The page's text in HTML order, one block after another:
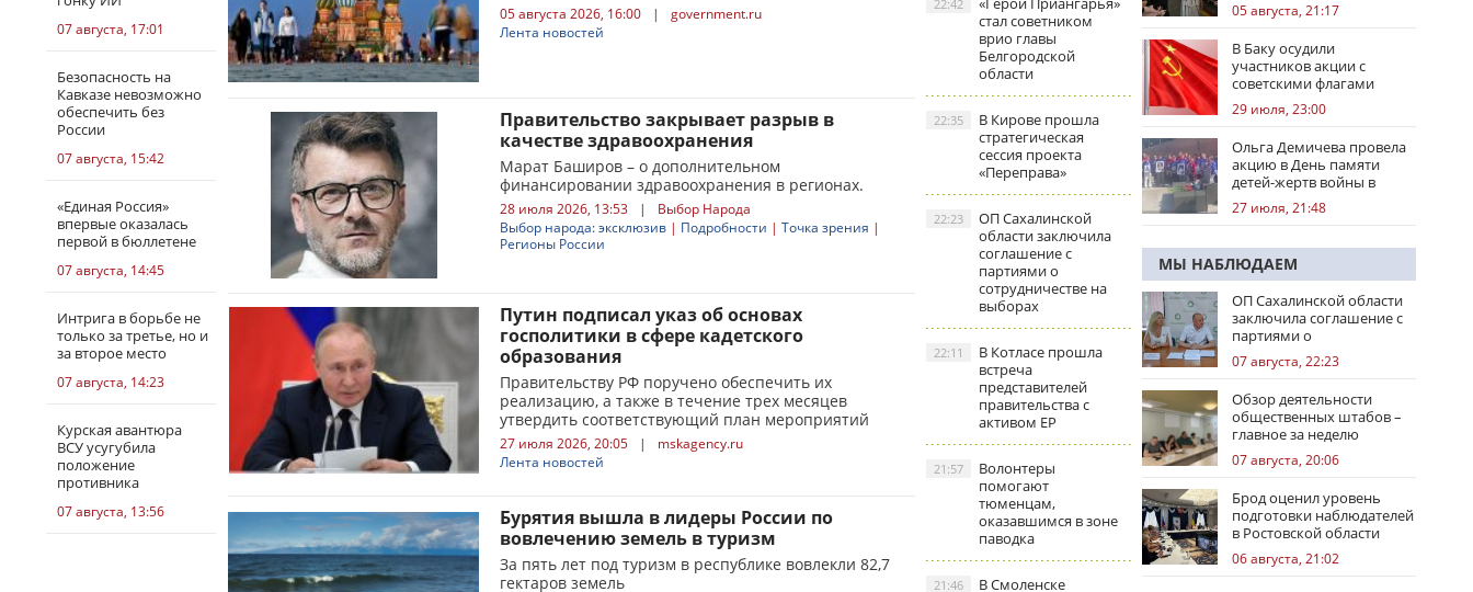
07 августа, 17:01
Безопасность на
Кавказе невозможно
обеспечить без
России
07 августа, 15:42
«Единая Россия»
впервые оказалась
первой в бюллетене
07 августа, 14:45
Интрига в борьбе не
только за третье, но и
за второе место
07 августа, 14:23
Курская авантюра
ВСУ усугубила
положение
противника
07 августа, 13:56
05 августа 2026, 16:00 |
government.ru
Лента новостей
Правительство закрывает разрыв в
качестве здравоохранения
Марат Баширов – о дополнительном
финансировании здравоохранения в регионах.
28 июля 2026, 13:53 |
Выбор Народа
Выбор народа: эксклюзив | Подробности | Точка зрения |
Регионы России
Путин подписал указ об основах
госполитики в сфере кадетского
образования
Правительству РФ поручено обеспечить их
реализацию, а также в течение трех месяцев
утвердить соответствующий план мероприятий
27 июля 2026, 20:05 |
mskagency.ru
Лента новостей
Бурятия вышла в лидеры России по
вовлечению земель в туризм
За пять лет под туризм в республике вовлекли 82,7
гектаров земель
стал советником
врио главы
Белгородской
области
22:42
В Кирове прошла
стратегическая
сессия проекта
«Переправа»
22:35
ОП Сахалинской
области заключила
соглашение с
партиями о
сотрудничестве на
выборах
22:23
В Котласе прошла
встреча
представителей
правительства с
активом ЕР
22:11
Волонтеры
помогают
тюменцам,
оказавшимся в зоне
паводка
21:57
В Смоленске
21:46
05 августа, 21:17
В Баку осудили
участников акции с
советскими флагами
29 июля, 23:00
Ольга Демичева провела
акцию в День памяти
детей-жертв войны в
Донбассе
27 июля, 21:48
МЫ НАБЛЮДАЕМ
ОП Сахалинской области
заключила соглашение с
партиями о
сотрудничестве на
выборах
07 августа, 22:23
Обзор деятельности
общественных штабов –
главное за неделю
07 августа, 20:06
Брод оценил уровень
подготовки наблюдателей
в Ростовской области
06 августа, 21:02